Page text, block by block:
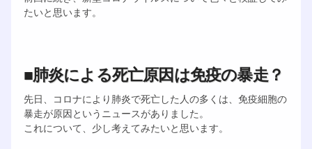
たいと思います。
■肺炎による死亡原因は免疫の暴走？
先日、コロナにより肺炎で死亡した人の多くは、免疫細胞の
暴走が原因というニュースがありました。
これについて、少し考えてみたいと思います。